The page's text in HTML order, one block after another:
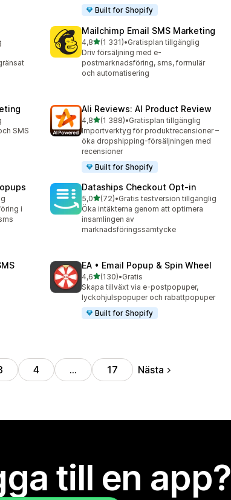
Built for Shopify
Mailchimp Email SMS Marketing
4,8av 5 stjärnor
(1 331)
1331 recensioner totalt
•Gratisplan tillgänglig
Driv försäljning med e-
postmarknadsföring, sms, formulär
och automatisering
SMS
Ali Reviews: AI Product Review
4,8av 5 stjärnor
(1 388)
1388 recensioner totalt
•Gratisplan tillgänglig
Importverktyg för produktrecensioner –
öka dropshipping-försäljningen med
recensioner
Built for Shopify
i
Dataships Checkout Opt‑in
5,0av 5 stjärnor
(72)
72 recensioner totalt
•Gratis testversion tillgänglig
Öka intäkterna genom att optimera
insamlingen av
marknadsföringssamtycke
EA • Email Popup & Spin Wheel
4,6av 5 stjärnor
(130)
130 recensioner totalt
•Gratis
Skapa tillväxt via e-postpopuper,
lyckohjulspopuper och rabattpopuper
Built for Shopify
4 … 17 Nästa
till en app?